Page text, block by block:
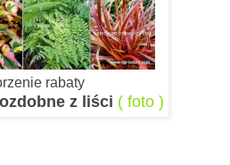
rabaty
z liści ( foto )